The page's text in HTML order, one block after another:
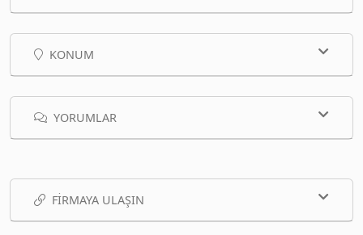
KONUM
YORUMLAR
FIRMAYA ULAŞIN